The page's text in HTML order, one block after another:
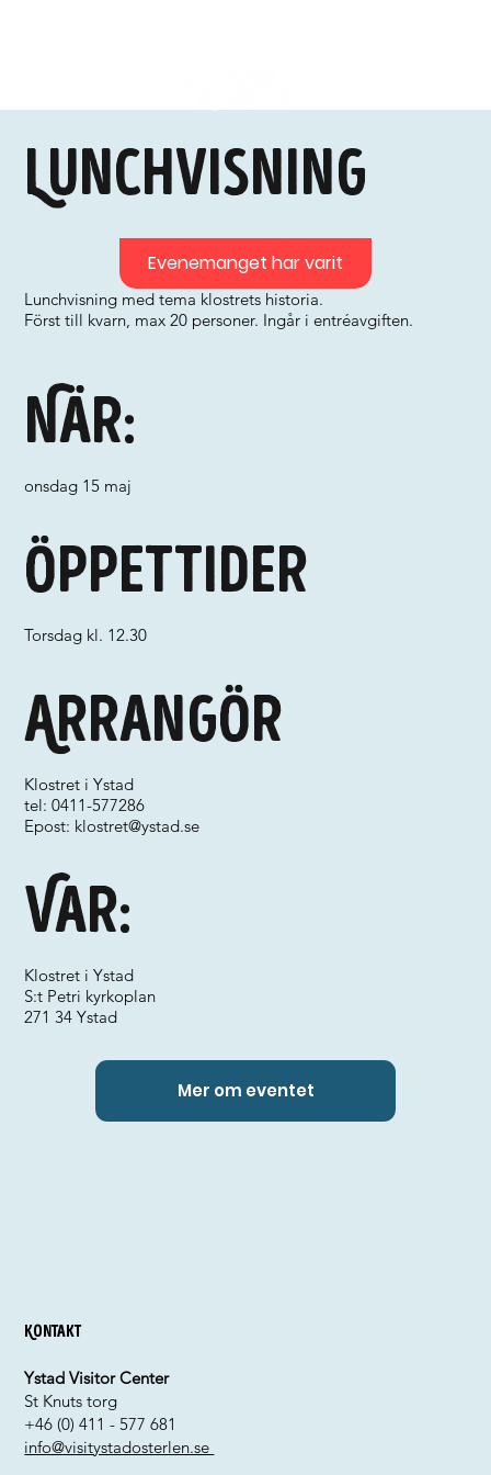
Lunchvisning
Lunchvisning med tema klostrets historia.
Först till kvarn, max 20 personer. Ingår i entréavgiften.
När:
onsdag 15 maj
Var:
Arrangör
Klostret i Ystad
tel: 0411-577286
Epost: klostret@ystad.se
Klostret i Ystad
S:t Petri kyrkoplan
271 34 Ystad
Öppettider
Torsdag kl. 12.30
Mer om eventet
Evenemanget har varit
Kontakt
Ystad Visitor Center
St Knuts torg
+46 (0) 411 - 577 681
info@visitystadosterlen.se